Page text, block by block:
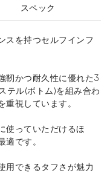
スペック
スを持つセルフインフ
靭かつ耐久性に優れた3
テル(ボトム)を組み合わ
視しています。
使っていただけるほ
です。
用できるタフさが魅力